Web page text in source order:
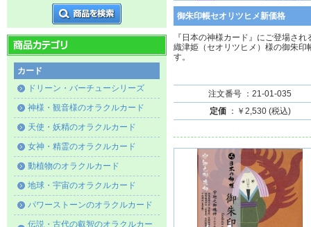
カード
ドリーン・バーチューシリーズ
神様・観音様のオラクルカード
天使・妖精のオラクルカード
女神・精霊のオラクルカード
動植物のオラクルカード
地球・宇宙のオラクルカード
パワーストーンのオラクルカード
伝説・古代の叡智のオラクルカー
御朱印帳セオリツヒメ新価格
『日本の神様カード』にご登場され
織津姫（セオリツヒメ）様の御朱印
す。
注文番号 ：21-01-035
定価：￥2,530 (税込)